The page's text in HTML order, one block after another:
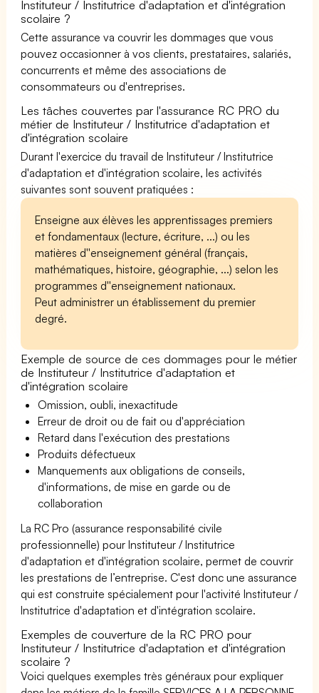
Instituteur / Institutrice d'adaptation et d'intégration
scolaire ?
Cette assurance va couvrir les dommages que vous
pouvez occasionner à vos clients, prestataires, salariés,
concurrents et même des associations de
consommateurs ou d'entreprises.
Les tâches couvertes par l'assurance RC PRO du
métier de Instituteur / Institutrice d'adaptation et
d'intégration scolaire
Durant l'exercice du travail de Instituteur / Institutrice
d'adaptation et d'intégration scolaire, les activités
suivantes sont souvent pratiquées :
Enseigne aux élèves les apprentissages premiers
et fondamentaux (lecture, écriture, ...) ou les
matières d''enseignement général (français,
mathématiques, histoire, géographie, ...) selon les
programmes d''enseignement nationaux.
Peut administrer un établissement du premier
degré.
Exemple de source de ces dommages pour le métier
de Instituteur / Institutrice d'adaptation et
d'intégration scolaire
Omission, oubli, inexactitude
Erreur de droit ou de fait ou d'appréciation
Retard dans l'exécution des prestations
Produits défectueux
Manquements aux obligations de conseils,
d'informations, de mise en garde ou de
collaboration
La RC Pro (assurance responsabilité civile
professionnelle) pour Instituteur / Institutrice
d'adaptation et d'intégration scolaire, permet de couvrir
les prestations de l’entreprise. C'est donc une assurance
qui est construite spécialement pour l'activité Instituteur /
Institutrice d'adaptation et d'intégration scolaire.
Exemples de couverture de la RC PRO pour
Instituteur / Institutrice d'adaptation et d'intégration
scolaire ?
Voici quelques exemples très généraux pour expliquer